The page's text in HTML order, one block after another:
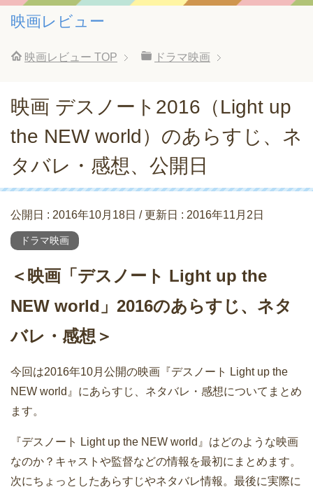
映画レビュー
映画レビュー TOP ドラマ映画
映画 デスノート2016（Light up
the NEW world）のあらすじ、ネ
タバレ・感想、公開日
公開日 : 2016年10月18日 / 更新日 : 2016年11月2日
ドラマ映画
＜映画「デスノート Light up the
NEW world」2016のあらすじ、ネタ
バレ・感想＞
今回は2016年10月公開の映画『デスノート Light up the
NEW world』にあらすじ、ネタバレ・感想についてまとめ
ます。
『デスノート Light up the NEW world』はどのような映画
なのか？キャストや監督などの情報を最初にまとめます。
次にちょっとしたあらすじやネタバレ情報。最後に実際に